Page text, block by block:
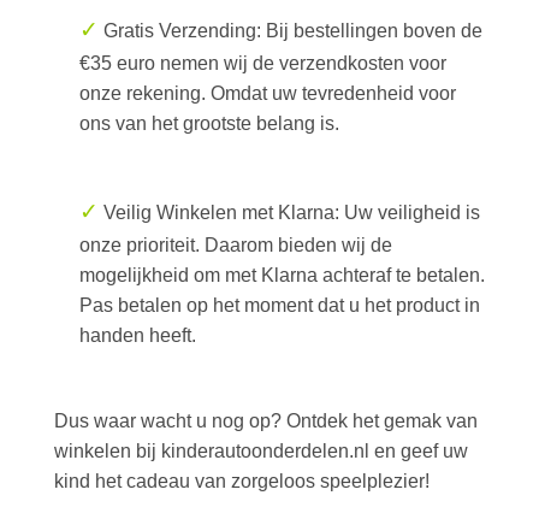
✓ Gratis Verzending: Bij bestellingen boven de
€35 euro nemen wij de verzendkosten voor
onze rekening. Omdat uw tevredenheid voor
ons van het grootste belang is.
✓ Veilig Winkelen met Klarna: Uw veiligheid is
onze prioriteit. Daarom bieden wij de
mogelijkheid om met Klarna achteraf te betalen.
Pas betalen op het moment dat u het product in
handen heeft.
Dus waar wacht u nog op? Ontdek het gemak van
winkelen bij kinderautoonderdelen.nl en geef uw
kind het cadeau van zorgeloos speelplezier!